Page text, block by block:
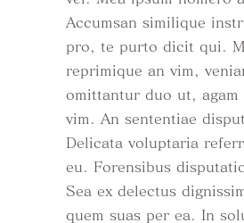
Accumsan similique
pro, te purto dicit qui.
reprimique an vim,
omittantur duo ut, agam
vim. An sententiae
Delicata voluptaria
eu. Forensibus
Sea ex delectus
quem suas per ea. In